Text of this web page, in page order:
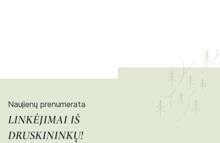
Naujienų prenumerata
LINKĖJIMAI IŠ
DRUSKININKŲ!